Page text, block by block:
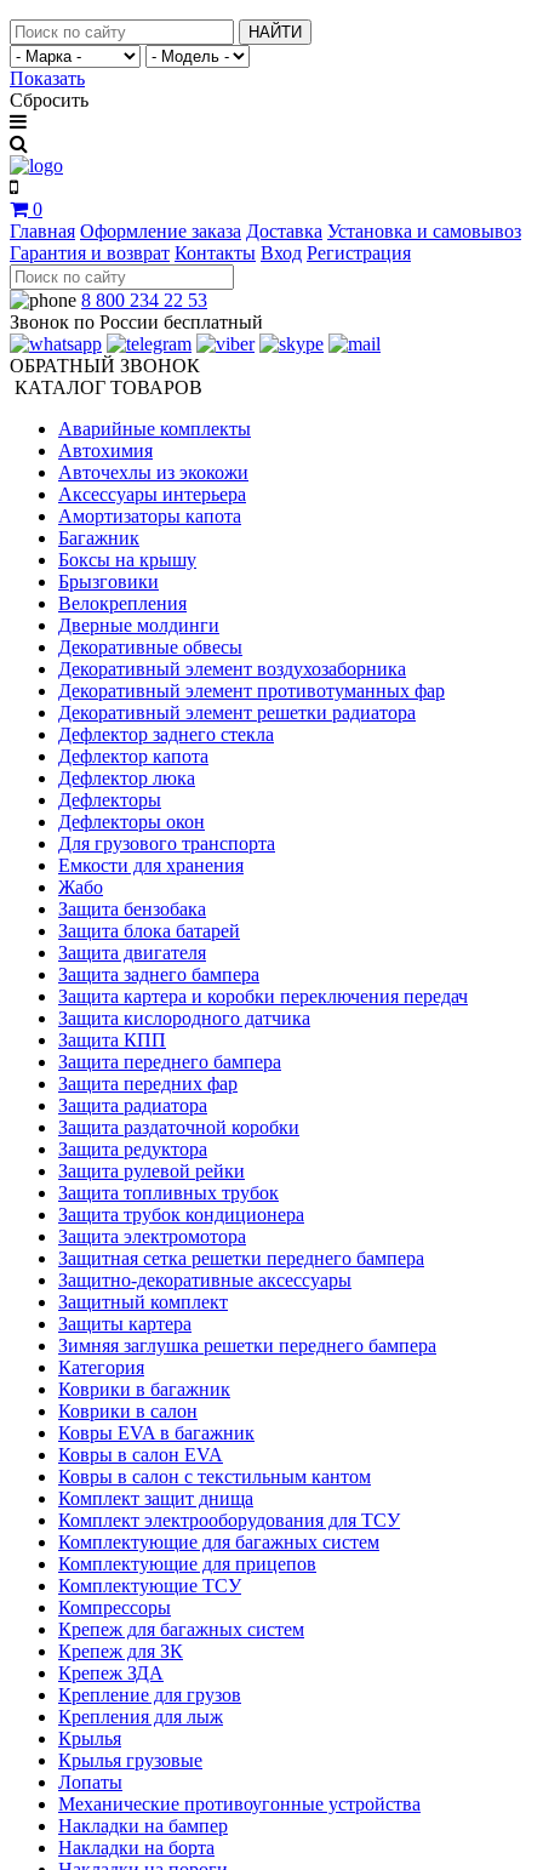
НАЙТИ
Показать
Сбросить
0
Главная Оформление заказа Доставка Установка и самовывоз
Гарантия и возврат Контакты Вход Регистрация
8 800 234 22 53
Звонок по России бесплатный
ОБРАТНЫЙ ЗВОНОК
КАТАЛОГ ТОВАРОВ
Аварийные комплекты
Автохимия
Авточехлы из экокожи
Аксессуары интерьера
Амортизаторы капота
Багажник
Боксы на крышу
Брызговики
Велокрепления
Дверные молдинги
Декоративные обвесы
Декоративный элемент воздухозаборника
Декоративный элемент противотуманных фар
Декоративный элемент решетки радиатора
Дефлектор заднего стекла
Дефлектор капота
Дефлектор люка
Дефлекторы
Дефлекторы окон
Для грузового транспорта
Емкости для хранения
Жабо
Защита бензобака
Защита блока батарей
Защита двигателя
Защита заднего бампера
Защита картера и коробки переключения передач
Защита кислородного датчика
Защита КПП
Защита переднего бампера
Защита передних фар
Защита радиатора
Защита раздаточной коробки
Защита редуктора
Защита рулевой рейки
Защита топливных трубок
Защита трубок кондиционера
Защита электромотора
Защитная сетка решетки переднего бампера
Защитно-декоративные аксессуары
Защитный комплект
Защиты картера
Зимняя заглушка решетки переднего бампера
Категория
Коврики в багажник
Коврики в салон
Ковры EVA в багажник
Ковры в салон EVA
Ковры в салон с текстильным кантом
Комплект защит днища
Комплект электрооборудования для ТСУ
Комплектующие для багажных систем
Комплектующие для прицепов
Комплектующие ТСУ
Компрессоры
Крепеж для багажных систем
Крепеж для ЗК
Крепеж ЗДА
Крепление для грузов
Крепления для лыж
Крылья
Крылья грузовые
Лопаты
Механические противоугонные устройства
Накладки на бампер
Накладки на борта